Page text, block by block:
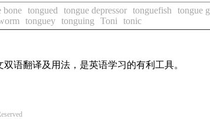
bone tongued tongue depressor tonguefish tongue
tonguey tonguing Toni tonic
语翻译及用法，是英语学习的有利工具。